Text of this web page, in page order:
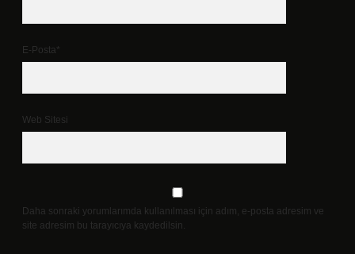
E-Posta*
Web Sitesi
Daha sonraki yorumlarımda kullanılması için adım, e-posta adresim ve
site adresim bu tarayıcıya kaydedilsin.